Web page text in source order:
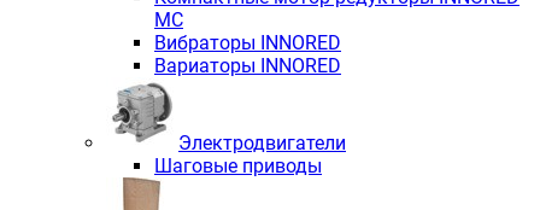
MC
Вибраторы INNORED
Вариаторы INNORED
Электродвигатели
Шаговые приводы